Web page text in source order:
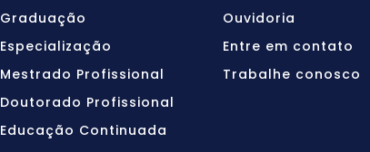
Graduação
Especialização
Mestrado Profissional
Doutorado Profissional
Educação Continuada
Ouvidoria
Entre em contato
Trabalhe conosco